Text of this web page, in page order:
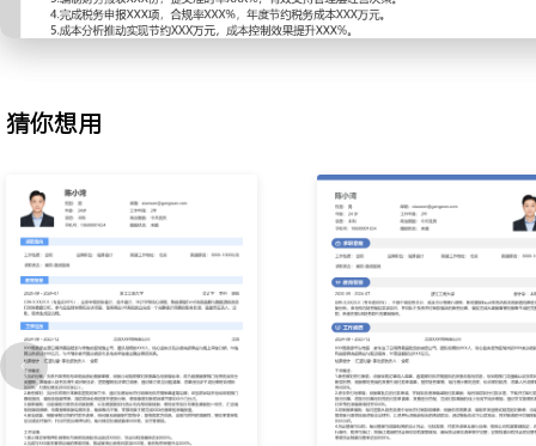
3.报表编制：负责月度、季度财务报表编制工作；整合各业务部门
财务软件生成标准化报表；确保报表符合会计准则，准时提交给管
4.税务申报：处理公司各项税务申报工作，包括增值税、企业所得税
化申报流程，节约税务成本XXX%，申报效率提升XXX%；与税务机
涉税争议问题。
5.成本分析：进行成本核算与分析，支持预算控制与决策；收集生产
与预算 variances；每月出具成本分析报告，识别成本节约机会；推
地，实现年度节约XXX万元；将成本分析周期缩短XXX%，提高管理
6.审计配合：配合内外部审计工作，准备并提供所需审计资料；协调
件，确保审计流程顺利进行；协助完成XXX次年度审计，无重大审
准备与沟通，将审计时间减少XXX%，提升审计满意度；建立审计问
改落实率达到XXX%。
猜你想用